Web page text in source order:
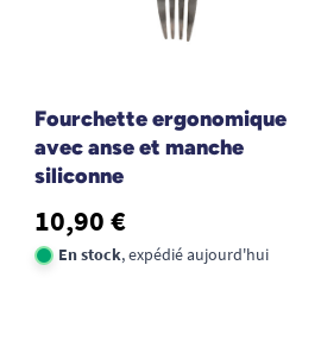
Fourchette ergonomique
avec anse et manche
siliconne
10,90 €
En stock, expédié aujourd'hui